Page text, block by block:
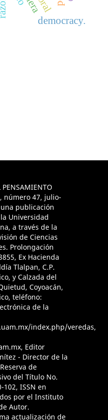
democracy.
PENSAMIENTO
número 47, julio-
publicación
Universidad
a través de la
de Ciencias
Prolongación
Ex Hacienda
Tlalpan, C.P.
y Calzada del
Coyoacán,
teléfono:
de la
index.php/veredas,
Editor
- Director de la
de
del Título No.
102, ISSN en
por el Instituto
Autor.
actualización de